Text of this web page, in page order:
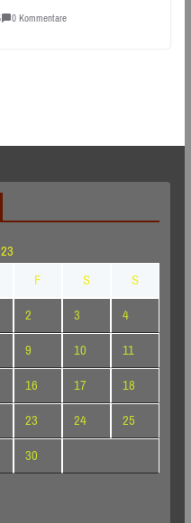
0 Kommentare
F S
S
2 3
4
9 10
11
16 17
18
23 24
25
30